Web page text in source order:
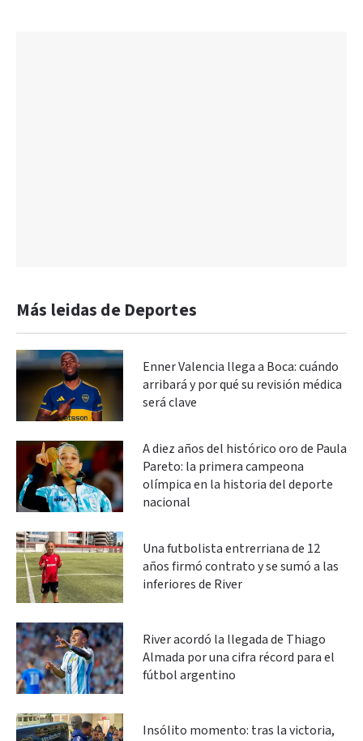
Más leidas de Deportes
Enner Valencia llega a Boca: cuándo
arribará y por qué su revisión médica
será clave
A diez años del histórico oro de Paula
Pareto: la primera campeona
olímpica en la historia del deporte
nacional
Una futbolista entrerriana de 12
años firmó contrato y se sumó a las
inferiores de River
River acordó la llegada de Thiago
Almada por una cifra récord para el
fútbol argentino
Insólito momento: tras la victoria,